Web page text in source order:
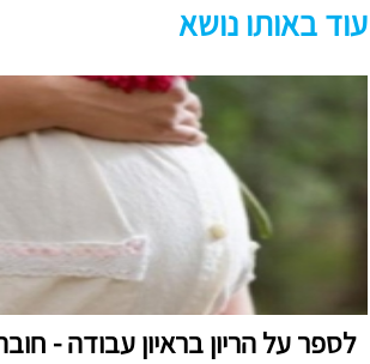
עוד באותו נושא
לספר על הריון בראיון עבודה -